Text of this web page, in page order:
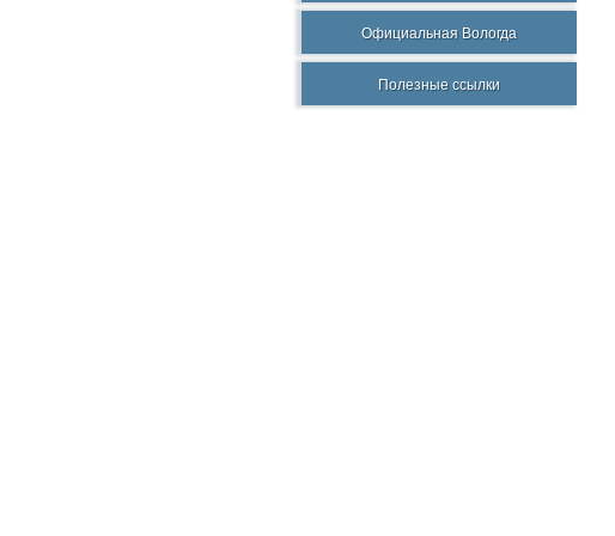
Официальная Вологда
Полезные ссылки